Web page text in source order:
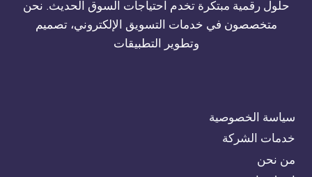
حلول رقمية مبتكرة تخدم احتياجات السوق الحديث. نحن
متخصصون في خدمات التسويق الإلكتروني، تصميم
وتطوير التطبيقات
سياسة الخصوصية
خدمات الشركة
من نحن